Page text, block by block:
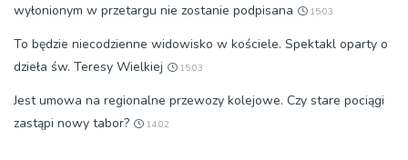
wyłonionym w przetargu nie zostanie podpisana
15:03
To będzie niecodzienne widowisko w kościele. Spektakl oparty o
dzieła św. Teresy Wielkiej
15:03
Jest umowa na regionalne przewozy kolejowe. Czy stare pociągi
zastąpi nowy tabor?
14:02